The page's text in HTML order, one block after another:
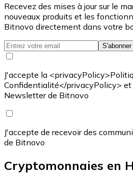
Recevez des mises à jour sur le
nouveaux produits et les
Bitnovo directement dans votre
S'abonner
J'accepte la
Confidentialité</privacyPolicy> et
Newsletter de Bitnovo
J'accepte de recevoir des
de Bitnovo
Cryptomonnaies en